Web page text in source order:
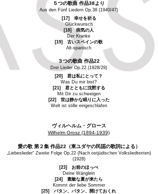
５つの歌曲 作品38より
Aus den Fünf Liedern Op.38 (1940/47)
[17] 幸せを祈る
Glückwunsch
[18] 病気の人
Der Kranke
[19] 古いスペインの歌
Alt-spanisch
３つの歌曲 作品22
Drei Lieder Op.22 (1928/29)
[20] 君は私にとって？
Was Du mir bist?
[21] 君とともに沈黙する
Mit Dir zu schweigen
[22] 世は静かな眠りに入った
Welt ist stille eingeschlafen
ヴィルヘルム・グロース
Wilhelm Grosz (1894-1939)
愛の歌 第２集 作品22（東ユダヤの民謡の歌詞による）
„Liebeslieder“ Zweite Folge Op.22 (Nach ostjüdischen Volksliedtexten)
(1928)
[23] お前のほっぺ
Deine Wänglein
[24] 素敵な夏が来たら
Kommt der liebe Sommer
[25] パタン、パタン、開けておくれ